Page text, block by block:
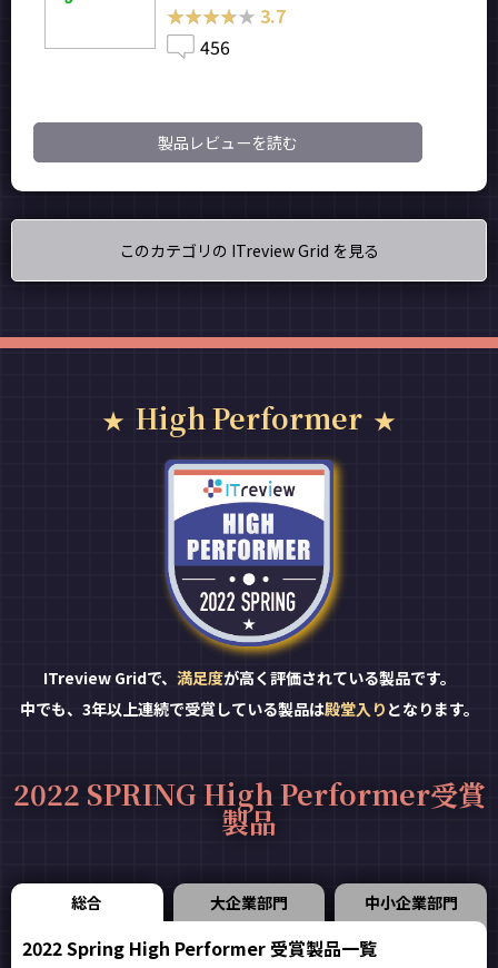
★★★★★
★★★★★ 3.7
456
製品レビューを読む
このカテゴリの ITreview Grid を見る
High Performer
ITreview Gridで、 満足度が高く評価されている製品です。
中でも、3年以上連続で受賞している製品は殿堂入り となります。
2022 SPRING High Performer受賞
製品
総合 大企業部門 中小企業部門
2022 Spring High Performer 受賞製品一覧